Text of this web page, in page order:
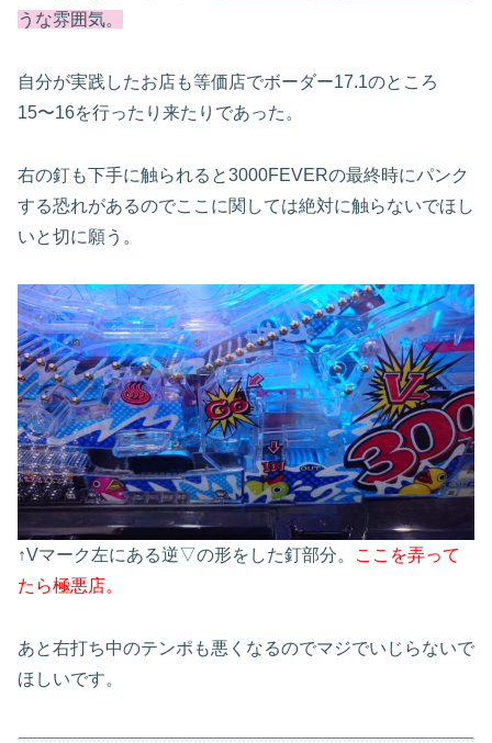
うな雰囲気。
自分が実践したお店も等価店でボーダー17.1のところ
15〜16を行ったり来たりであった。
右の釘も下手に触られると3000FEVERの最終時にパンク
する恐れがあるのでここに関しては絶対に触らないでほし
いと切に願う。
↑Vマーク左にある逆▽の形をした釘部分。
ここを弄って
たら極悪店。
あと右打ち中のテンポも悪くなるのでマジでいじらないで
ほしいです。